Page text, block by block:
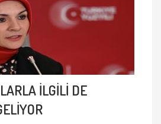
İLGİLİ DE